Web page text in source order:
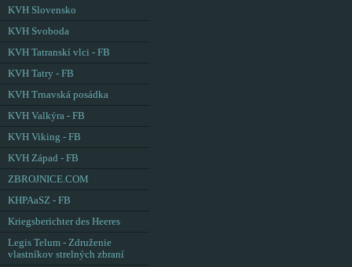
KVH Slovensko
KVH Svoboda
KVH Tatranskí vlci - FB
KVH Tatry - FB
KVH Trnavská posádka
KVH Valkýra - FB
KVH Viking - FB
KVH Západ - FB
ZBROJNICE.COM
KHPAaSZ - FB
Kriegsberichter des Heeres
Legis Telum - Združenie
vlastníkov strelných zbraní